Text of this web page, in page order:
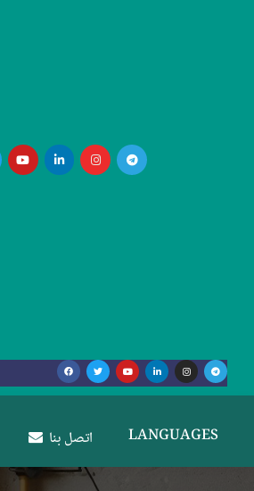
اتصل بنا LANGUAGES